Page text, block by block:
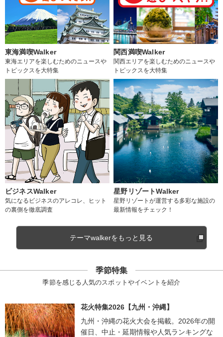
東海満喫Walker
東海エリアを楽しむためのニュースや
トピックスを大特集
関西満喫Walker
関西エリアを楽しむためのニュースや
トピックスを大特集
ビジネスWalker
気になるビジネスのアレコレ、ヒット
の裏側を徹底調査
星野リゾートWalker
星野リゾートが運営する多彩な施設の
最新情報をチェック！
テーマwalkerをもっと見る
季節特集
季節を感じる人気のスポットやイベントを紹介
花火特集2026【九州・沖縄】
九州・沖縄の花火大会を掲載。2026年の開
催日、中止・延期情報や人気ランキングな